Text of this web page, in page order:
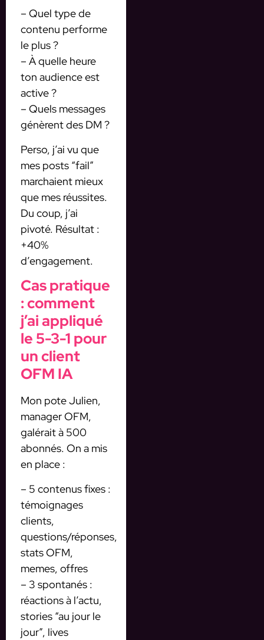
– Quel type de
contenu performe
le plus ?
– À quelle heure
ton audience est
active ?
– Quels messages
génèrent des DM ?
Perso, j’ai vu que
mes posts “fail”
marchaient mieux
que mes réussites.
Du coup, j’ai
pivoté. Résultat :
+40%
d’engagement.
Cas pratique
: comment
j’ai appliqué
le 5-3-1 pour
un client
OFM IA
Mon pote Julien,
manager OFM,
galérait à 500
abonnés. On a mis
en place :
– 5 contenus fixes :
témoignages
clients,
questions/réponses,
stats OFM,
memes, offres
– 3 spontanés :
réactions à l’actu,
stories “au jour le
jour”, lives